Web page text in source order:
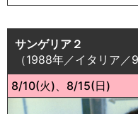
サンゲリア２
（1988年／イタリア／
8/10(火)、8/15(日)